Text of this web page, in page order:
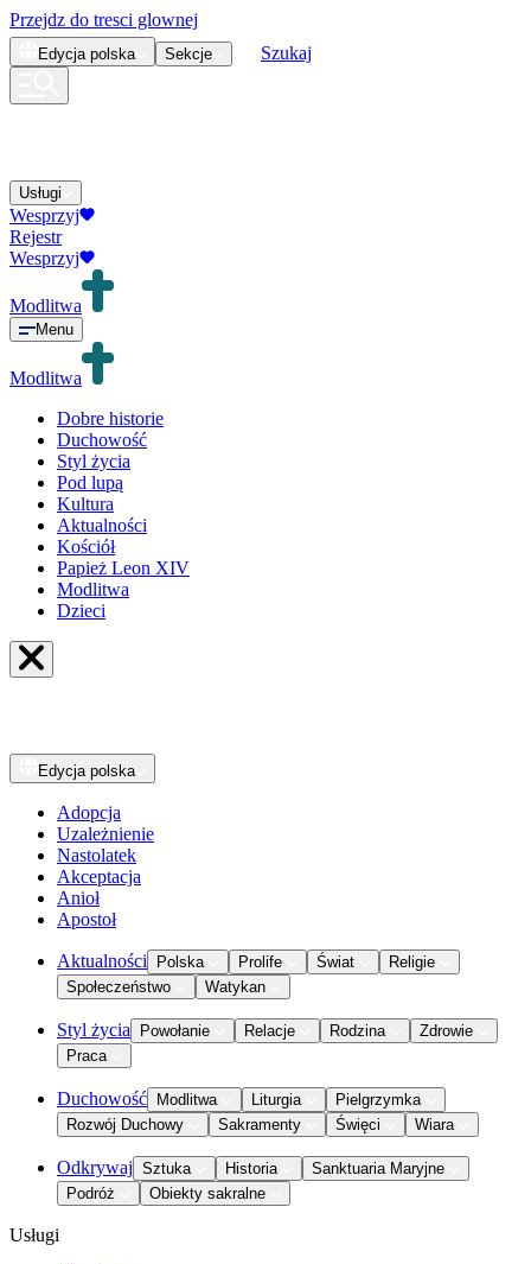
Przejdz do tresci glownej
Edycja polska Sekcje Szukaj
Usługi
Wesprzyj
Rejestr
Wesprzyj
Modlitwa
Menu
Modlitwa
Dobre historie
Duchowość
Styl życia
Pod lupą
Kultura
Aktualności
Kościół
Papież Leon XIV
Modlitwa
Dzieci
Edycja polska
Adopcja
Uzależnienie
Nastolatek
Akceptacja
Anioł
Apostoł
Aktualności Polska Prolife Świat
Religie
Społeczeństwo
Watykan
Styl życia Powołanie Relacje Rodzina
Zdrowie
Praca
Duchowość Modlitwa Liturgia
Pielgrzymka
Rozwój Duchowy
Sakramenty Święci Wiara
Odkrywaj Sztuka Historia
Sanktuaria Maryjne
Podróż
Obiekty sakralne
Usługi